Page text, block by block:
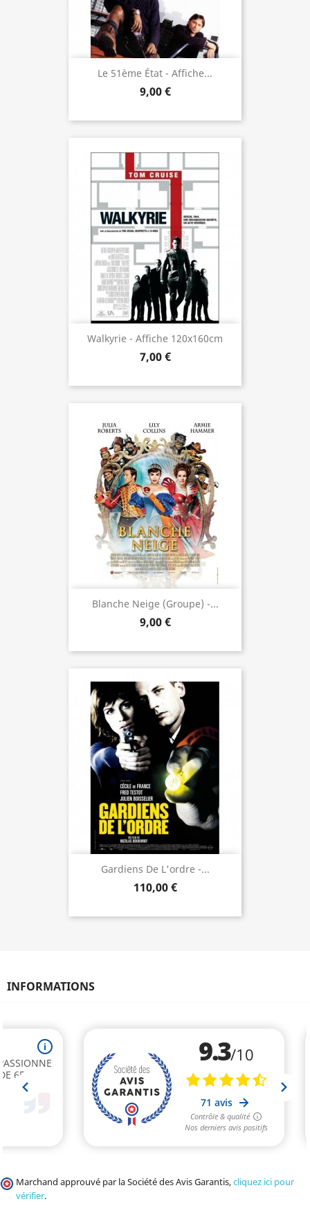
Le 51ème État - Affiche...
9,00 €
Walkyrie - Affiche 120x160cm
7,00 €
Blanche Neige (groupe) -...
9,00 €
Gardiens De L'ordre -...
110,00 €
INFORMATIONS
Marchand approuvé par la Société des Avis Garantis,cliquez ici pour
vérifier.